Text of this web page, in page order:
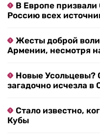
В Европе
Россию всех
Жесты доброй
Армении, несмотря
Новые Усольцевы?
загадочно исчезла в
Стало известно,
Кубы